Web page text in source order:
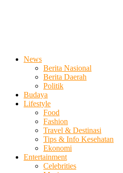
News
Berita Nasional
Berita Daerah
Politik
Budaya
Lifestyle
Food
Fashion
Travel & Destinasi
Tips & Info Kesehatan
Ekonomi
Entertainment
Celebrities